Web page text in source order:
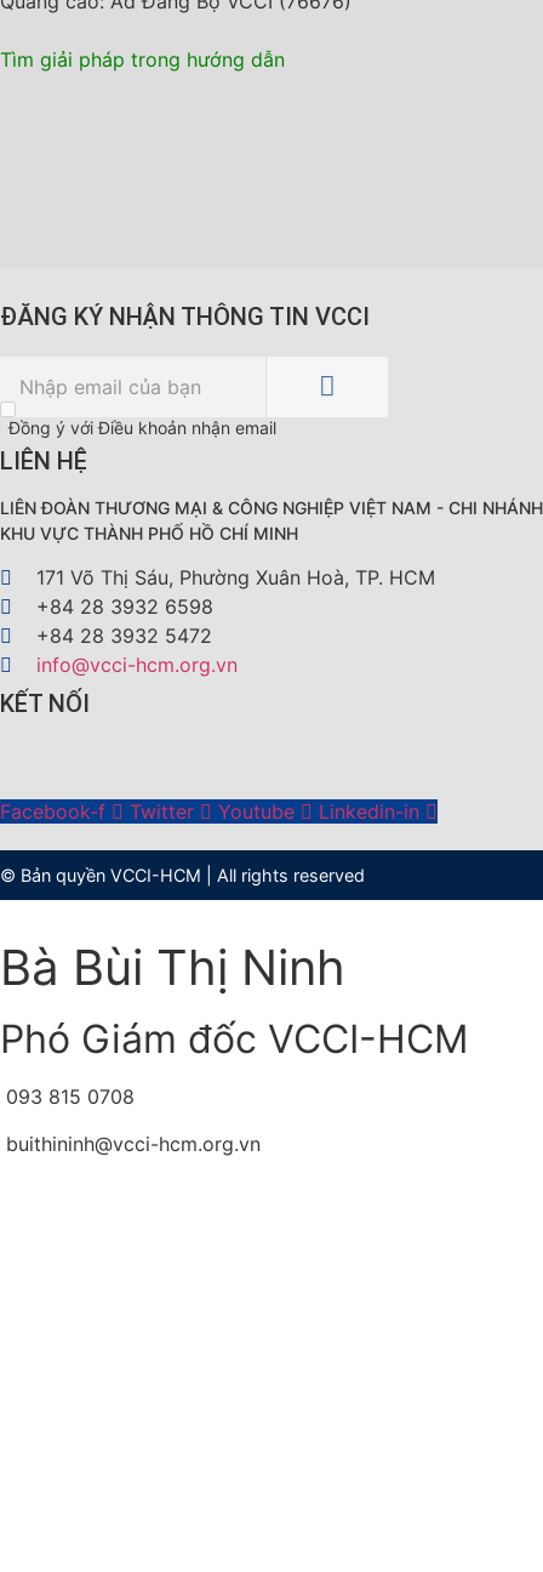
Tìm giải pháp trong hướng dẫn
ĐĂNG KÝ NHẬN THÔNG TIN VCCI
Đồng ý với Điều khoản nhận email
LIÊN HỆ
LIÊN ĐOÀN THƯƠNG MẠI & CÔNG NGHIỆP VIỆT NAM - CHI NHÁNH
KHU VỰC THÀNH PHỐ HỒ CHÍ MINH
171 Võ Thị Sáu, Phường Xuân Hoà, TP. HCM
+84 28 3932 6598
+84 28 3932 5472
info@vcci-hcm.org.vn
KẾT NỐI
Facebook-f Twitter Youtube Linkedin-in
© Bản quyền VCCI-HCM | All rights reserved
Bà Bùi Thị Ninh
Phó Giám đốc VCCI-HCM
093 815 0708
buithininh@vcci-hcm.org.vn